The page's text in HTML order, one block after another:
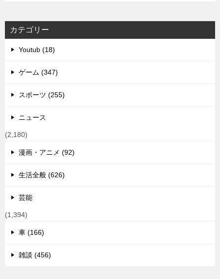
カテゴリー
Youtub (18)
ゲーム (347)
スポーツ (255)
ニュース
(2,180)
漫画・アニメ (92)
生活全般 (626)
芸能
(1,394)
車 (166)
雑談 (456)